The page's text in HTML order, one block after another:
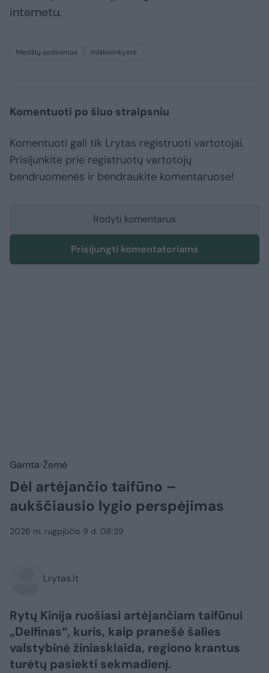
internetu.
Medžių sodinimas miškininkystė
Komentuoti po šiuo straipsniu
Komentuoti gali tik Lrytas registruoti vartotojai.
Prisijunkite prie registruotų vartotojų
bendruomenės ir bendraukite komentaruose!
Rodyti komentarus
Prisijungti komentatoriams
Gamta Žemė
Dėl artėjančio taifūno –
aukščiausio lygio perspėjimas
2026 m. rugpjūčio 9 d. 08:39
Lrytas.lt
Rytų Kinija ruošiasi artėjančiam taifūnui
„Delfinas“, kuris, kaip pranešė šalies
valstybinė žiniasklaida, regiono krantus
turėtų pasiekti sekmadienį.